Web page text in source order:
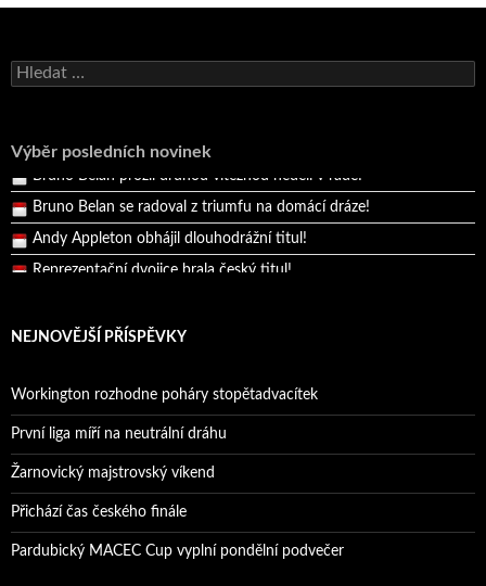
Vyhledávání
Výběr posledních novinek
Bruno Belan se radoval z triumfu na domácí dráze!
Andy Appleton obhájil dlouhodrážní titul!
Reprezentační dvojice brala český titul!
Reprezentační dvojice brala český titul!
NEJNOVĚJŠÍ PŘÍSPĚVKY
Workington rozhodne poháry stopětadvacítek
První liga míří na neutrální dráhu
Žarnovický majstrovský víkend
Přichází čas českého finále
Pardubický MACEC Cup vyplní pondělní podvečer